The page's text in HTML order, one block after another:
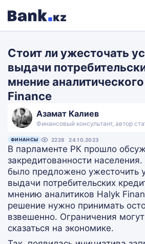
Стоит ли ужесточать
выдачи
мнение
Finance
Азамат Калиев
Финансовый консультант, автор
ФИНАНСЫ 2228 24.10.2023
В парламенте РК прошло
закредитованности
было предложено ужесточить
выдачи потребительских
мнению аналитиков Halyk
решение нужно принимать
взвешенно. Ограничения
сказаться на экономике.